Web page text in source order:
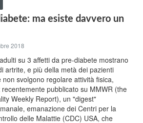
ma esiste davvero un
2018
su 3 affetti da pre-diabete mostrano
artrite, e più della metà dei pazienti
svolgono regolare attività fisica,
pubblicato su MMWR (the
Weekly Report), un "digest"
emanazione dei Centri per la
delle Malattie (CDC) USA, che